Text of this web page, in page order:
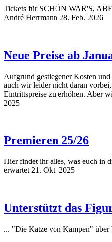
Tickets für SCHÖN WAR'S,
André Herrmann 28. Feb. 2026
Neue Preise ab
Aufgrund gestiegener Kosten
auch wir leider nicht daran vorbei,
Eintrittspreise zu erhöhen. Aber
2025
Premieren 25/26
Hier findet ihr alles, was euch in
erwartet 21. Okt. 2025
Unterstützt das
... "Die Katze von Kampen" über